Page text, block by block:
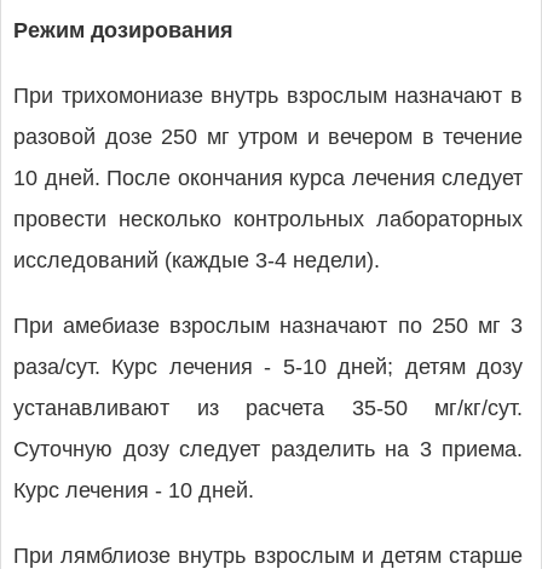
Режим дозирования
При трихомониазе внутрь взрослым назначают в
разовой дозе 250 мг утром и вечером в течение
10 дней. После окончания курса лечения следует
провести несколько контрольных лабораторных
исследований (каждые 3-4 недели).
При амебиазе взрослым назначают по 250 мг 3
раза/сут. Курс лечения - 5-10 дней; детям дозу
устанавливают из расчета 35-50 мг/кг/сут.
Суточную дозу следует разделить на 3 приема.
Курс лечения - 10 дней.
При лямблиозе внутрь взрослым и детям старше